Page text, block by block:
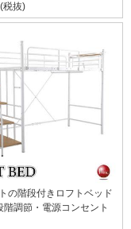
税抜)
の階段付きロフトベッド
階調節・電源コンセント